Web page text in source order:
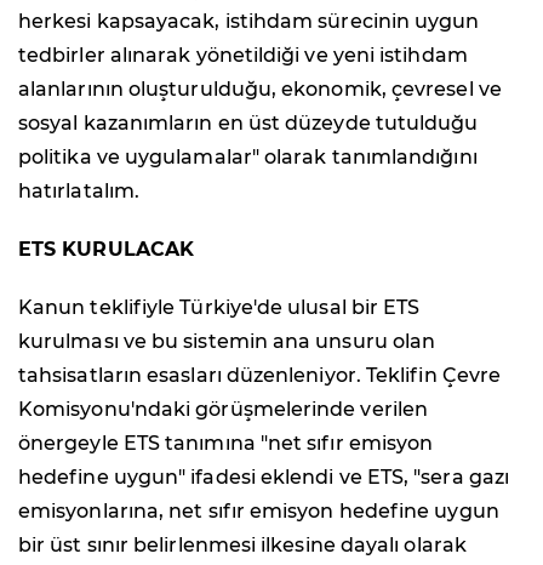
herkesi kapsayacak, istihdam sürecinin uygun
tedbirler alınarak yönetildiği ve yeni istihdam
alanlarının oluşturulduğu, ekonomik, çevresel ve
sosyal kazanımların en üst düzeyde tutulduğu
politika ve uygulamalar" olarak tanımlandığını
hatırlatalım.
ETS KURULACAK
Kanun teklifiyle Türkiye'de ulusal bir ETS
kurulması ve bu sistemin ana unsuru olan
tahsisatların esasları düzenleniyor. Teklifin Çevre
Komisyonu'ndaki görüşmelerinde verilen
önergeyle ETS tanımına "net sıfır emisyon
hedefine uygun" ifadesi eklendi ve ETS, "sera gazı
emisyonlarına, net sıfır emisyon hedefine uygun
bir üst sınır belirlenmesi ilkesine dayalı olarak